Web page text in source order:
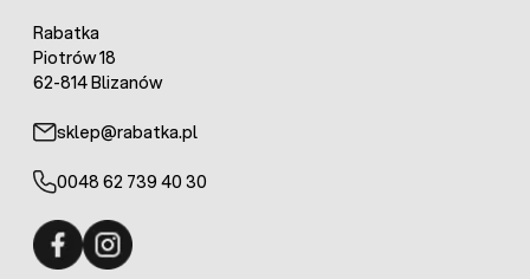
Rabatka
Piotrów 18
62-814 Blizanów
sklep@rabatka.pl
0048 62 739 40 30